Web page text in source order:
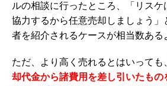
ルの相談に行ったところ、「リスケ
協力するから任意売却しましょう」
者を紹介されるケースが相当数ある
ただ、より高く売れるとはいっても
却代金から諸費用を差し引いたもの